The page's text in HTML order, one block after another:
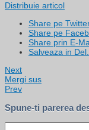
Distribuie articol
Share pe
Share pe
Share prin E-
Salveaza in
Next
Mergi sus
Prev
Spune-ti parerea